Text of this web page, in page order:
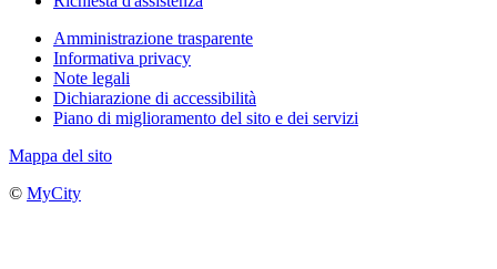
Amministrazione trasparente
Informativa privacy
Note legali
Dichiarazione di accessibilità
Piano di miglioramento del sito e dei servizi
Mappa del sito
© MyCity